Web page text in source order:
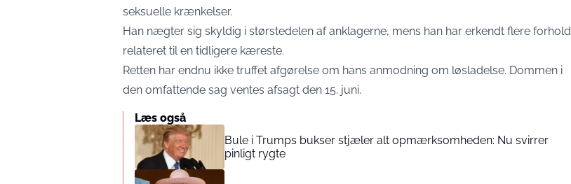
seksuelle krænkelser.
Han nægter sig skyldig i størstedelen af anklagerne, mens han har erkendt flere forhold
relateret til en tidligere kæreste.
Retten har endnu ikke truffet afgørelse om hans anmodning om løsladelse. Dommen i
den omfattende sag ventes afsagt den 15. juni.
Læs også
Bule i Trumps bukser stjæler alt opmærksomheden: Nu svirrer
pinligt rygte